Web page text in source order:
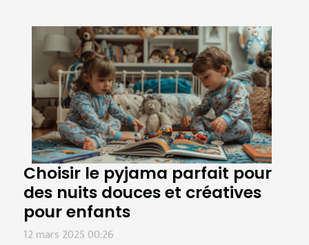
Choisir le pyjama parfait pour
des nuits douces et créatives
pour enfants
12 mars 2025 00:26